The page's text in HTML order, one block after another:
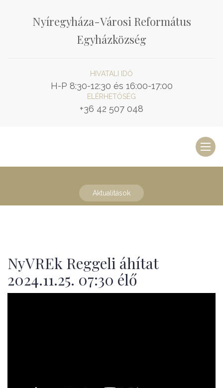
Nyíregyháza-Városi Református
Egyházközség
HIVATALI IDŐ
H-P 8:30-12:30 és 16:00-17:00
ELÉRHETŐSÉG
+36 42 507 048
Aktualitások
NyVREk Reggeli áhítat
2024.11.25. 07:30 élő